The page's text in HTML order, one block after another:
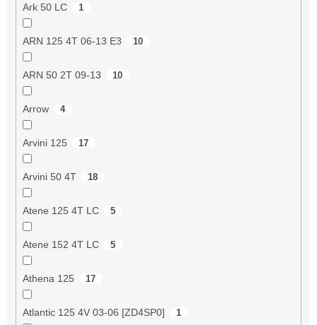
Ark 50 LC 1
ARN 125 4T 06-13 E3 10
ARN 50 2T 09-13 10
Arrow 4
Arvini 125 17
Arvini 50 4T 18
Atene 125 4T LC 5
Atene 152 4T LC 5
Athena 125 17
Atlantic 125 4V 03-06 [ZD4SP0] 1